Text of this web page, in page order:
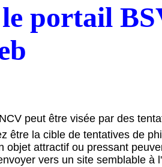
portail
peut être visée par des
être la cible de tentatives de
objet attractif ou pressant
vers un site semblable à